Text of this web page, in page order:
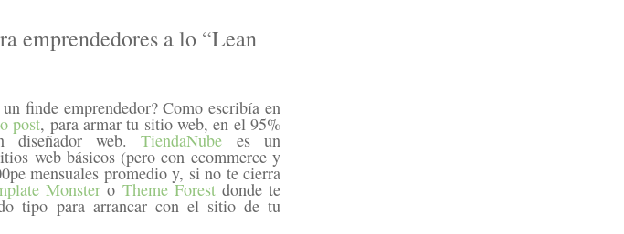
emprendedores a lo “Lean
finde emprendedor? Como escribía en
post, para armar tu sitio web, en el 95%
diseñador web. TiendaNube es un
web básicos (pero con ecommerce y
mensuales promedio y, si no te cierra
Monstero Theme Forest donde te
tipo para arrancar con el sitio de tu